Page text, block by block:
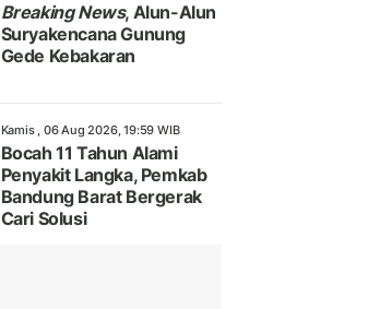
Breaking News, Alun-Alun
Suryakencana Gunung
Gede Kebakaran
Kamis , 06 Aug 2026, 19:59 WIB
Bocah 11 Tahun Alami
Penyakit Langka, Pemkab
Bandung Barat Bergerak
Cari Solusi